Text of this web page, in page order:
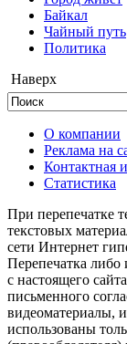
Байкал
Чайный путь
Политика
Наверх
О компании
Реклама на
Контактная
Статистика
При перепечатке
текстовых
сети Интернет
Перепечатка либо
с настоящего
письменного
видеоматериалы,
использованы